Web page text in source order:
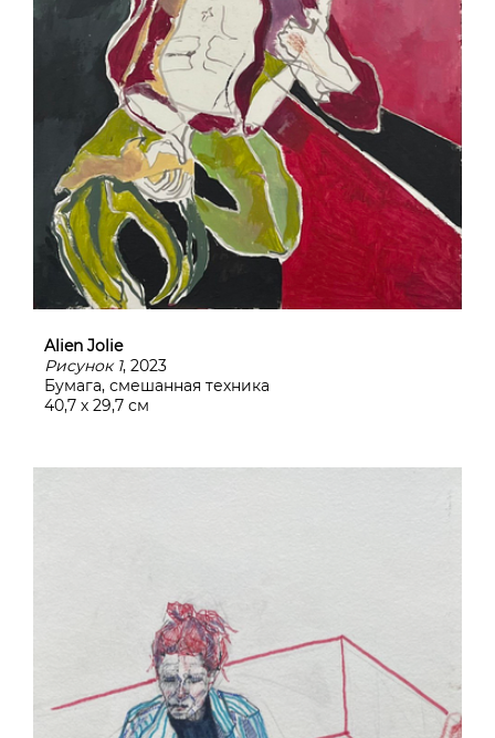
Alien Jolie
Рисунок 1, 2023
Бумага, смешанная техника
40,7 х 29,7 см